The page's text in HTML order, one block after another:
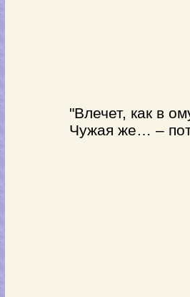
"Влечет, как в
Чужая же… –